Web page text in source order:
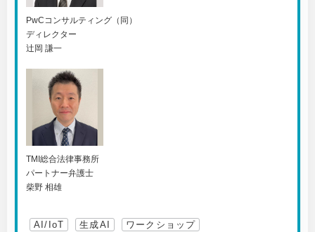
PwCコンサルティング（同）
ディレクター
辻岡 謙一
TMI総合法律事務所
パートナー弁護士
柴野 相雄
AI/IoT 生成AI
ワークショップ